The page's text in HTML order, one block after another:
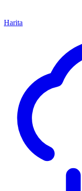
Harita